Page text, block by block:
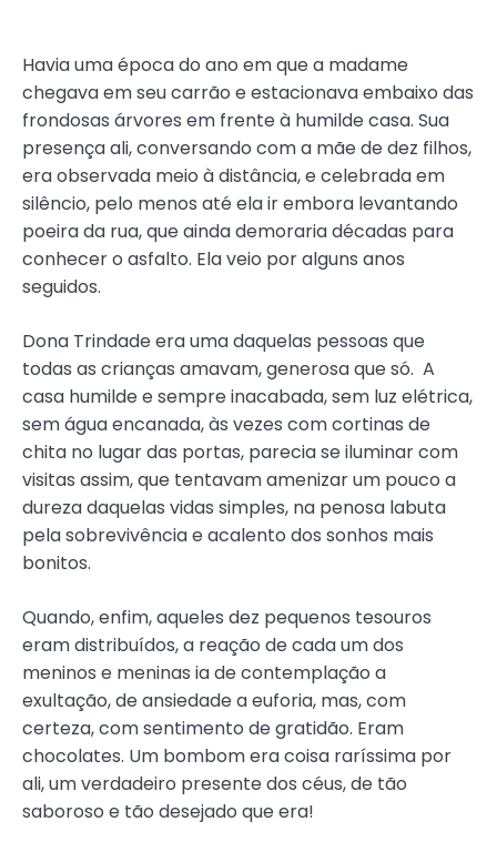
Havia uma época do ano em que a madame
chegava em seu carrão e estacionava embaixo das
frondosas árvores em frente à humilde casa. Sua
presença ali, conversando com a mãe de dez filhos,
era observada meio à distância, e celebrada em
silêncio, pelo menos até ela ir embora levantando
poeira da rua, que ainda demoraria décadas para
conhecer o asfalto. Ela veio por alguns anos
seguidos.
Dona Trindade era uma daquelas pessoas que
todas as crianças amavam, generosa que só. A
casa humilde e sempre inacabada, sem luz elétrica,
sem água encanada, às vezes com cortinas de
chita no lugar das portas, parecia se iluminar com
visitas assim, que tentavam amenizar um pouco a
dureza daquelas vidas simples, na penosa labuta
pela sobrevivência e acalento dos sonhos mais
bonitos.
Quando, enfim, aqueles dez pequenos tesouros
eram distribuídos, a reação de cada um dos
meninos e meninas ia de contemplação a
exultação, de ansiedade a euforia, mas, com
certeza, com sentimento de gratidão. Eram
chocolates. Um bombom era coisa raríssima por
ali, um verdadeiro presente dos céus, de tão
saboroso e tão desejado que era!